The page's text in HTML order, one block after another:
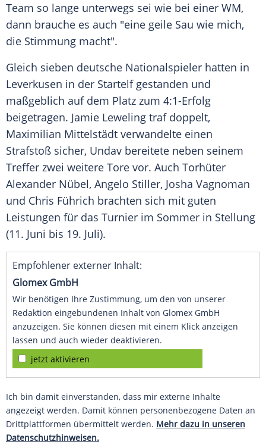
Team so lange unterwegs sei wie bei einer WM,
dann brauche es auch "eine geile Sau wie mich,
die Stimmung macht".
Gleich sieben deutsche Nationalspieler hatten in
Leverkusen in der Startelf gestanden und
maßgeblich auf dem Platz zum 4:1-Erfolg
beigetragen. Jamie Leweling traf doppelt,
Maximilian Mittelstädt verwandelte einen
Strafstoß sicher, Undav bereitete neben seinem
Treffer zwei weitere Tore vor. Auch Torhüter
Alexander Nübel, Angelo Stiller, Josha Vagnoman
und Chris Führich brachten sich mit guten
Leistungen für das Turnier im Sommer in Stellung
(11. Juni bis 19. Juli).
Empfohlener externer Inhalt:
Glomex GmbH
Wir benötigen Ihre Zustimmung, um den von unserer
Redaktion eingebundenen Inhalt von Glomex GmbH
anzuzeigen. Sie können diesen mit einem Klick anzeigen
lassen und auch wieder deaktivieren.
jetzt aktivieren
Ich bin damit einverstanden, dass mir externe Inhalte
angezeigt werden. Damit können personenbezogene Daten an
Drittplattformen übermittelt werden. Mehr dazu in unseren
Datenschutzhinweisen.